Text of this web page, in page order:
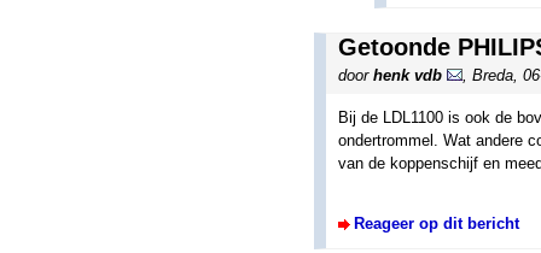
Getoonde
door henk vdb , Breda,
Bij de LDL1100 is ook de
ondertrommel. Wat andere
van de koppenschijf en
Reageer op dit bericht